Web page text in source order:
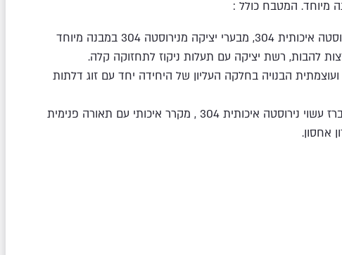
מיוחד. המטבח כולל :
גריל 4 מבערים מנירוסטה איכותית 304, מבערי יציקה מנירוסטה 304 במבנה מיוחד
להבות, רשת יציקה עם תעלות ניקוז לתחזוקה קלה.
ועוצמתית הבנויה בחלקה העליון של היחידה יחד עם זוג דלתות
יחידת כיור יחד עם ברז עשוי נירוסטה איכותית 304 , מקרר איכותי עם תאורה פנימית
אחסון.